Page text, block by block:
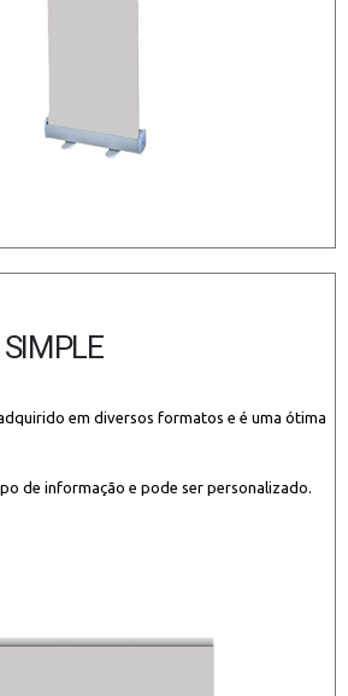
em diversos formatos e é uma ótima
de informação e pode ser personalizado.